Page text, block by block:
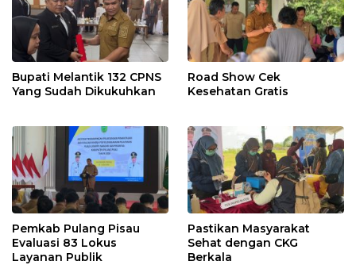
Bupati Melantik 132 CPNS
Yang Sudah Dikukuhkan
Road Show Cek
Kesehatan Gratis
Pemkab Pulang Pisau
Evaluasi 83 Lokus
Layanan Publik
Pastikan Masyarakat
Sehat dengan CKG
Berkala